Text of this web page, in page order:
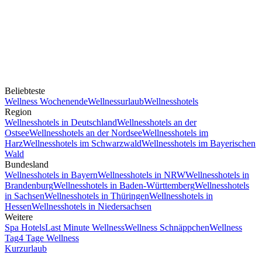
Beliebteste
Wellness WochenendeWellnessurlaubWellnesshotels
Region
Wellnesshotels in DeutschlandWellnesshotels an der
OstseeWellnesshotels an der NordseeWellnesshotels im
HarzWellnesshotels im SchwarzwaldWellnesshotels im Bayerischen
Wald
Bundesland
Wellnesshotels in BayernWellnesshotels in NRWWellnesshotels in
BrandenburgWellnesshotels in Baden-WürttembergWellnesshotels
in SachsenWellnesshotels in ThüringenWellnesshotels in
HessenWellnesshotels in Niedersachsen
Weitere
Spa HotelsLast Minute WellnessWellness SchnäppchenWellness
Tag4 Tage Wellness
Kurzurlaub